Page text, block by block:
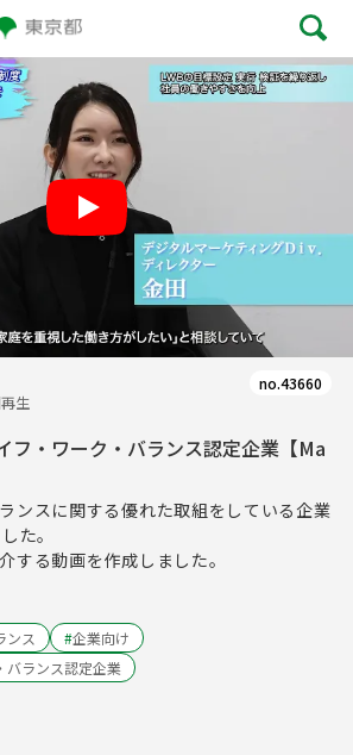
生
no.43660
フ・ワーク・バランス認定企業【Ma
ンスに関する優れた取組をしている企業
た。
する動画を作成しました。
ンス #企業向け
バランス認定企業